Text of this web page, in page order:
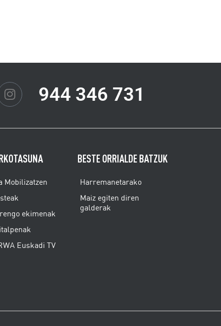
944 346 731
Mobilizatzen
ekimenak
Euskadi TV
BESTE ORRIALDE BATZUK
Harremanetarako
Maiz egiten diren
galderak